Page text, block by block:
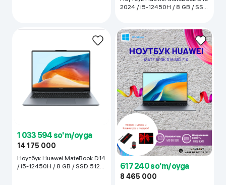
2024 / i5-12450H / 8 GB / SSD
1 033 594 so'm/oyga
14 175 000
Ноутбук Huawei MateBook D14
/ i5-12450H / 8 GB / SSD 512
617 240 so'm/oyga
8 465 000